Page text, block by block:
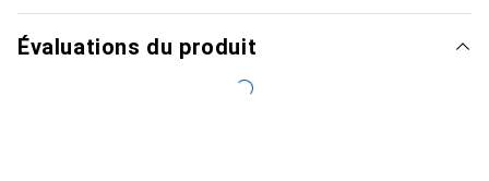
Évaluations du produit